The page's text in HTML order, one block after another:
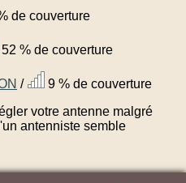
de couverture
52 % de couverture
/
9 % de couverture
votre antenne malgré
antenniste semble